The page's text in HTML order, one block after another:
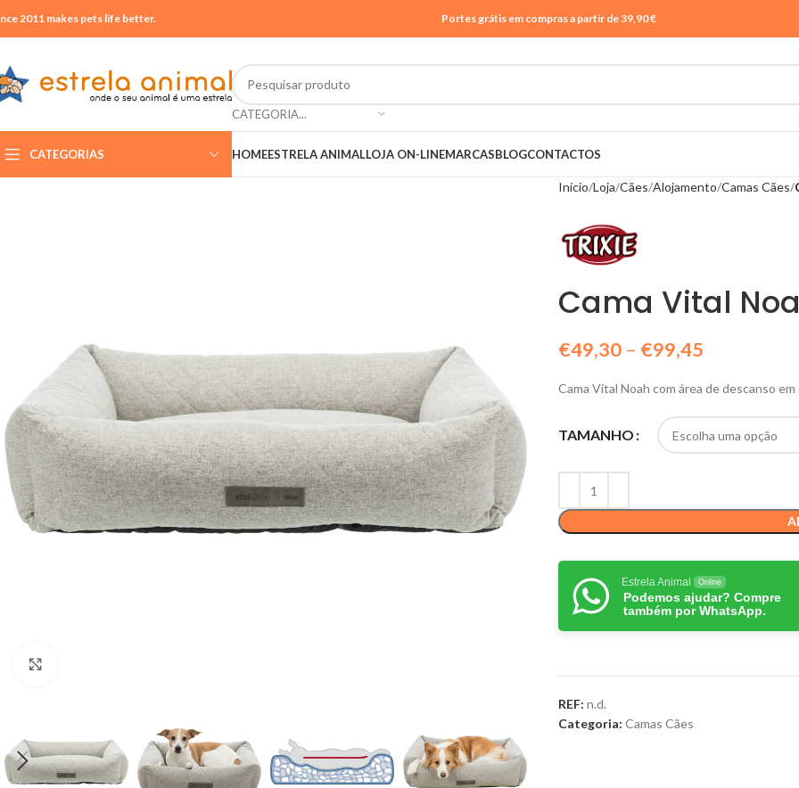
2011 makes pets life better. Portes grátis em compras a partir de 39,90 €
CATEGORIA...
CATEGORIAS HOMEESTRELA ANIMALLOJA ON-LINEMARCASBLOGCONTACTOS
Início Loja Cães Alojamento Camas Cães
Cama Vital
€49,30– €99,45
Cama Vital Noah com área de descanso
TAMANHO
Estrela Animal Online
Podemos ajudar? Compre
também por WhatsApp.
REF: n.d.
Categoria: Camas Cães